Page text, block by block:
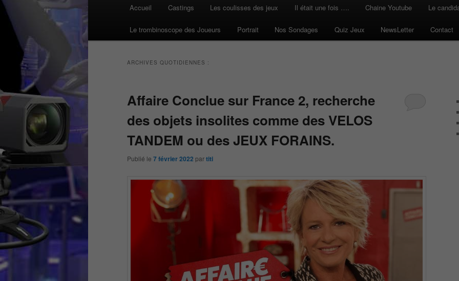
Accueil Castings Les coulisses des jeux Il était une fois …. Chaine Youtube Le
Le trombinoscope des Joueurs Portrait Nos Sondages Quiz Jeux NewsLetter Contact
ARCHIVES QUOTIDIENNES :
Affaire Conclue sur France 2, recherche
des objets insolites comme des VELOS
TANDEM ou des JEUX FORAINS.
Publié le 7 février 2022 partiti